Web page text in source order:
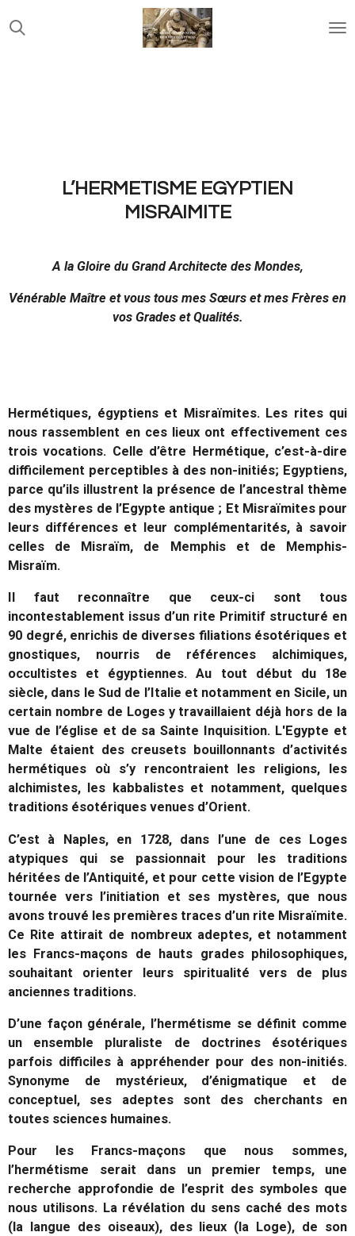
Passer
au
L’HERMETISME EGYPTIEN
MISRAIMITE
A la Gloire du Grand Architecte des Mondes,
Vénérable Maître et vous tous mes Sœurs et mes Frères en
vos Grades et Qualités.
Hermétiques, égyptiens et Misraïmites. Les rites qui
nous rassemblent en ces lieux ont effectivement ces
trois vocations. Celle d’être Hermétique, c’est-à-dire
difficilement perceptibles à des non-initiés; Egyptiens,
parce qu’ils illustrent la présence de l’ancestral thème
des mystères de l’Egypte antique ; Et Misraïmites pour
leurs différences et leur complémentarités, à savoir
celles de Misraïm, de Memphis et de Memphis-
Misraïm.
Il faut reconnaître que ceux-ci sont tous
incontestablement issus d’un rite Primitif structuré en
90 degré, enrichis de diverses filiations ésotériques et
gnostiques, nourris de références alchimiques,
occultistes et égyptiennes. Au tout début du 18e
siècle, dans le Sud de l’Italie et notamment en Sicile, un
certain nombre de Loges y travaillaient déjà hors de la
vue de l’église et de sa Sainte Inquisition. L'Egypte et
Malte étaient des creusets bouillonnants d’activités
hermétiques où s’y rencontraient les religions, les
alchimistes, les kabbalistes et notamment, quelques
traditions ésotériques venues d’Orient.
C’est à Naples, en 1728, dans l’une de ces Loges
atypiques qui se passionnait pour les traditions
héritées de l’Antiquité, et pour cette vision de l’Egypte
tournée vers l’initiation et ses mystères, que nous
avons trouvé les premières traces d’un rite Misraïmite.
Ce Rite attirait de nombreux adeptes, et notamment
les Francs-maçons de hauts grades philosophiques,
souhaitant orienter leurs spiritualité vers de plus
anciennes traditions.
D’une façon générale, l’hermétisme se définit comme
un ensemble pluraliste de doctrines ésotériques
parfois difficiles à appréhender pour des non-initiés.
Synonyme de mystérieux, d’énigmatique et de
conceptuel, ses adeptes sont des cherchants en
toutes sciences humaines.
Pour les Francs-maçons que nous sommes,
l’hermétisme serait dans un premier temps, une
recherche approfondie de l’esprit des symboles que
nous utilisons. La révélation du sens caché des mots
(la langue des oiseaux), des lieux (la Loge), de son